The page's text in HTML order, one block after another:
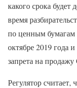
какого срока будет
время
по ценным
октябре 2019 года
запрета на
Регулятор считает,